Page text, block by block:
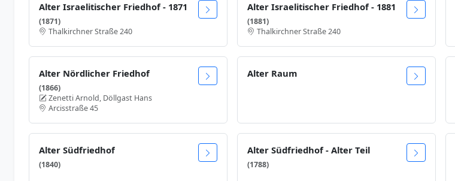
Alter Israelitischer Friedhof - 1871
(1871)
Thalkirchner Straße 240
Alter Israelitischer Friedhof - 1881
(1881)
Thalkirchner Straße 240
Alter Nördlicher Friedhof
(1866)
Zenetti Arnold, Döllgast Hans
Arcisstraße 45
Alter Raum
Alter Südfriedhof
(1840)
Alter Südfriedhof - Alter Teil
(1788)